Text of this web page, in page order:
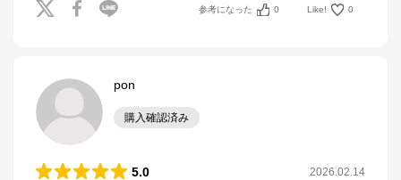
参考になった 0 Like! 0
pon
購入確認済み
5.0 2026.02.14